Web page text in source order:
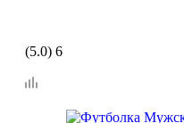
(5.0) 6